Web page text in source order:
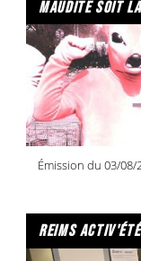
maudite soit
Émission du 03/08/
reims